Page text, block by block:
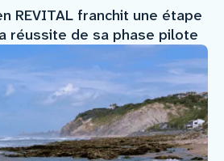
REVITAL franchit une étape
réussite de sa phase pilote